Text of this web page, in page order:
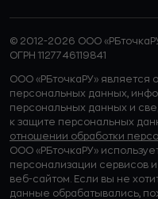
© 2012-2026 ООО
ОГРН 1127746119841
ООО «РБточкаРУ» является
персональных данных,
персональных данных и
к защите персональных
отношении обработки
ООО «РБточкаРУ»
персонализации сервисов
веб-сайтом. Если вы не
данные обрабатывались,